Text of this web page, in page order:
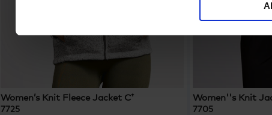
Women’s Knit Fleece Jacket C⁺
7725
Women''s Knit
7705